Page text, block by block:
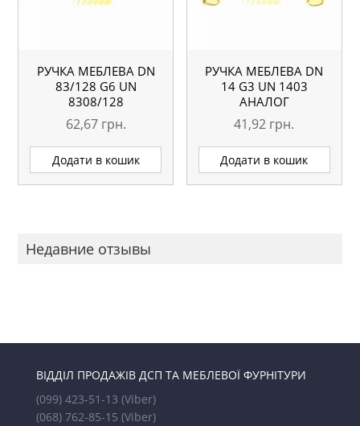
РУЧКА МЕБЛЕВА DN
83/128 G6 UN
8308/128
62,67 грн.
Додати в кошик
РУЧКА МЕБЛЕВА DN
14 G3 UN 1403
АНАЛОГ
41,92 грн.
Додати в кошик
Недавние отзывы
ВІДДІЛ ПРОДАЖІВ ДСП ТА МЕБЛЕВОЇ ФУРНІТУРИ
(099) 423-51-13 (Viber)
(068) 762-85-15 (Viber)